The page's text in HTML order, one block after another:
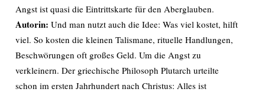
Angst ist quasi die Eintrittskarte für den Aberglauben.
Autorin: Und man nutzt auch die Idee: Was viel kostet, hilft
viel. So kosten die kleinen Talismane, rituelle Handlungen,
Beschwörungen oft großes Geld. Um die Angst zu
verkleinern. Der griechische Philosoph Plutarch urteilte
schon im ersten Jahrhundert nach Christus: Alles ist